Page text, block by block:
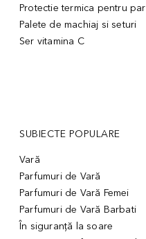
Protectie termica pentru par
Palete de machiaj si seturi
Ser vitamina C
SUBIECTE POPULARE
Vară
Parfumuri de Vară
Parfumuri de Vară Femei
Parfumuri de Vară Barbati
În siguranță la soare